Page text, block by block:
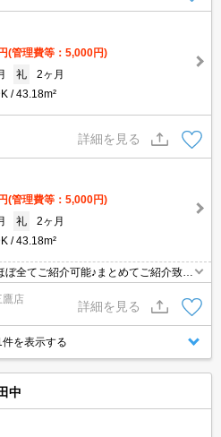
(管理費等：5,000円)
礼
2ヶ月
43.18m²
詳細を見る
(管理費等：5,000円)
礼
2ヶ月
43.18m²
全てご紹介可能♪まとめてご紹介致し
い！お部屋探しはタウンハウジングま
鷹店
詳細を見る
件を表示する
中